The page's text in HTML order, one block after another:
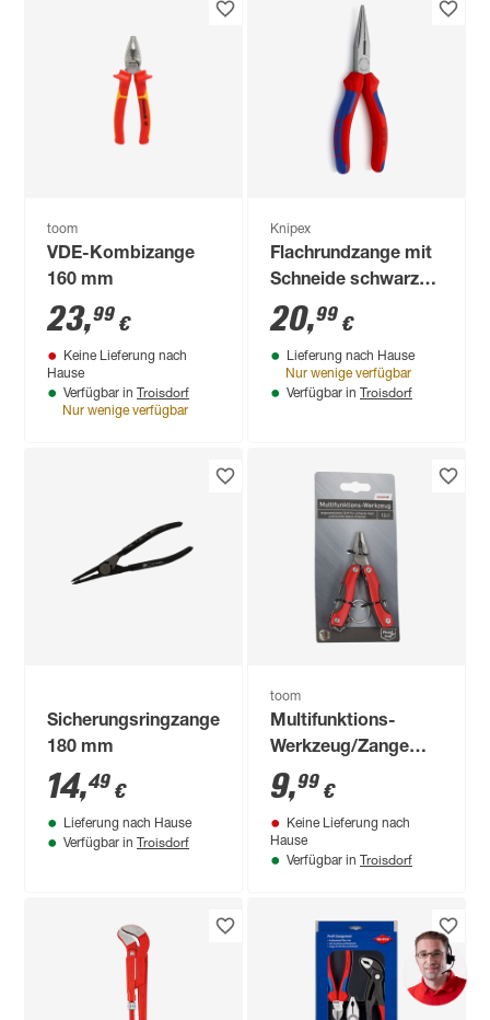
toom
VDE-Kombizange
160 mm
23,99 €
Keine Lieferung nach
Hause
Verfügbar in Troisdorf
Nur wenige verfügbar
Knipex
Flachrundzange mit
Schneide schwarz
atramentiert 160
mm
20,99 €
Lieferung nach Hause
Nur wenige verfügbar
Verfügbar in Troisdorf
Sicherungsringzange
180 mm
14,49 €
Lieferung nach Hause
Verfügbar in Troisdorf
toom
Multifunktions-
Werkzeug/Zange
12in1
9,99 €
Keine Lieferung nach
Hause
Verfügbar in Troisdorf